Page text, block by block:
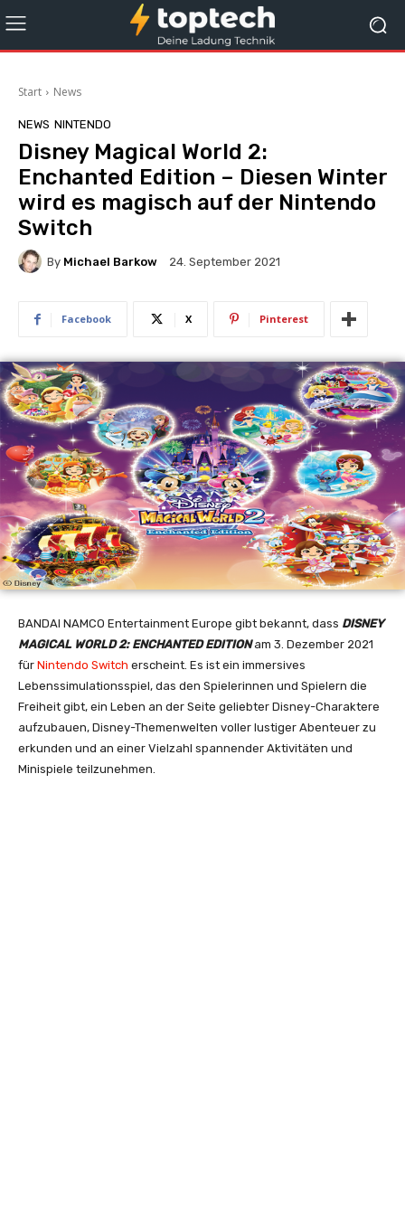
Start News
NEWS NINTENDO
Disney Magical World 2:
Enchanted Edition – Diesen Winter
wird es magisch auf der Nintendo
Switch
By Michael Barkow 24. September 2021
Facebook X Pinterest
BANDAI NAMCO Entertainment Europe gibt bekannt, dass DISNEY
MAGICAL WORLD 2: ENCHANTED EDITIONam 3. Dezember 2021
für Nintendo Switch erscheint. Es ist ein immersives
Lebenssimulationsspiel, das den Spielerinnen und Spielern die
Freiheit gibt, ein Leben an der Seite geliebter Disney-Charaktere
aufzubauen, Disney-Themenwelten voller lustiger Abenteuer zu
erkunden und an einer Vielzahl spannender Aktivitäten und
Minispiele teilzunehmen.